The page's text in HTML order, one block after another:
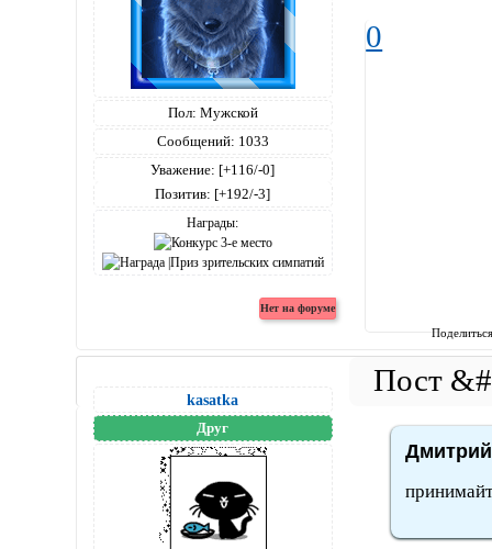
Пол: Мужской
Сообщений: 1033
Уважение: [+116/-0]
Позитив: [+192/-3]
Награды:
0
kasatka
Друг